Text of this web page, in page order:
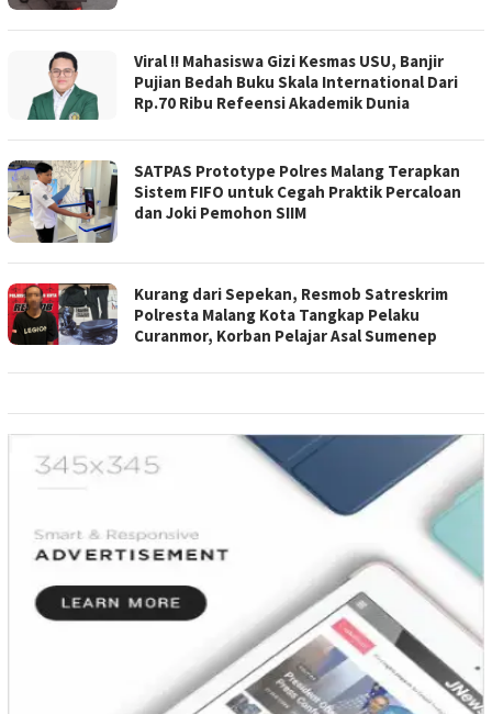
Viral !! Mahasiswa Gizi Kesmas USU, Banjir
Pujian Bedah Buku Skala International Dari
Rp.70 Ribu Refeensi Akademik Dunia
SATPAS Prototype Polres Malang Terapkan
Sistem FIFO untuk Cegah Praktik Percaloan
dan Joki Pemohon SIIM
Kurang dari Sepekan, Resmob Satreskrim
Polresta Malang Kota Tangkap Pelaku
Curanmor, Korban Pelajar Asal Sumenep